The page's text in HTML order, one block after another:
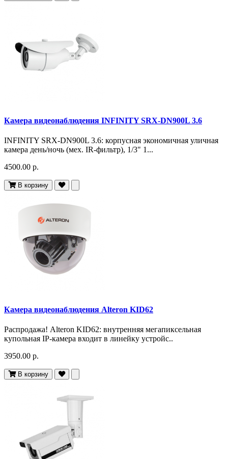
Камера видеонаблюдения INFINITY SRX-DN900L 3.6
INFINITY SRX-DN900L 3.6: корпусная экономичная уличная
камера день/ночь (мех. IR-фильтр), 1/3" 1...
4500.00 р.
В корзину
Камера видеонаблюдения Alteron KID62
Распродажа! Alteron KID62: внутренняя мегапиксельная
купольная IP-камера входит в линейку устройс..
3950.00 р.
В корзину